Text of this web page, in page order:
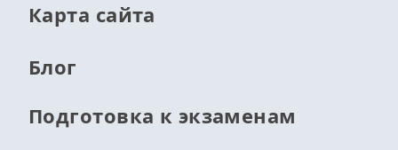
Карта сайта
Блог
Подготовка к экзаменам